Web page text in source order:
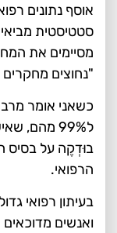
אוסף נתונים
סטטיסטית
מסיימים את
"נחוצים
כשאני אומר
ל99%
בוּדְקֶה על
הרפואי.
בעיתון רפואי
ואנשים